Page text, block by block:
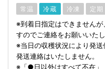
常温 冷蔵 冷凍 定期
※到着日指定はできません
すのでご連絡をお願いいたし
※当日の収穫状況により発
発送連絡はいたしません。
※「●日以外はすべて不在」